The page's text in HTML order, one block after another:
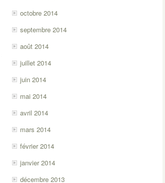
octobre 2014
septembre 2014
août 2014
juillet 2014
juin 2014
mai 2014
avril 2014
mars 2014
février 2014
janvier 2014
décembre 2013